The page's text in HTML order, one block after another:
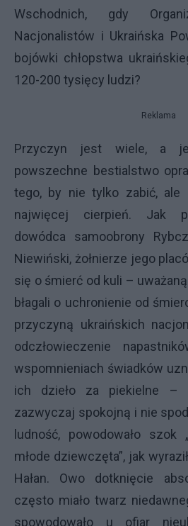
Wschodnich, gdy
Nacjonalistów i Ukraińska
bojówki chłopstwa
120-200 tysięcy ludzi?
Reklama
Przyczyn jest wiele, a
powszechne bestialstwo
tego, by nie tylko zabić, ale
najwięcej cierpień. Jak
dowódca samoobrony
Niewiński, żołnierze jego
się o śmierć od kuli –
błagali o uchronienie od
przyczyną ukraińskich
odczłowieczenie
wspomnieniach świadków
ich dzieło za piekielne –
zazwyczaj spokojną i nie
ludność, powodowało szok
młode dziewczęta”, jak
Hałan. Owo dotknięcie
często miało twarz
spowodowało u ofiar